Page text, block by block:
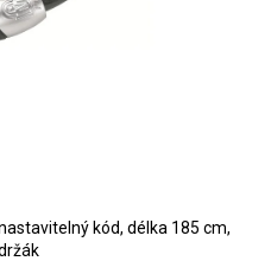
kód, délka 185 cm,